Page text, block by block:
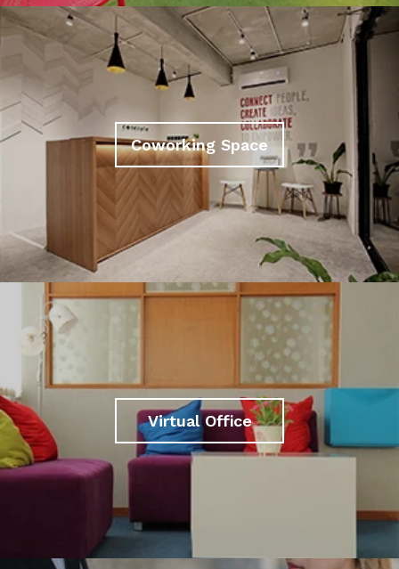
Coworking Space
Virtual Office